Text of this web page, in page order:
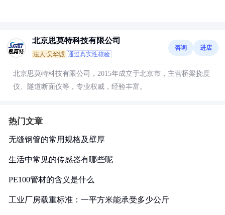
北京思莫特科技有限公司
法人:吴华诚 通过真实性核验
咨询 进店
北京思莫特科技有限公司，2015年成立于北京市，主营桥梁挠度
仪、隧道断面仪等，专业权威，经验丰富。
热门文章
无缝钢管的常用规格及壁厚
生活中常见的传感器有哪些呢
PE100管材的含义是什么
工业厂房载重标准：一平方米能承受多少公斤